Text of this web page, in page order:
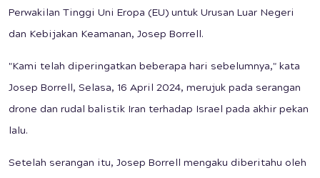
Perwakilan Tinggi Uni Eropa (EU) untuk Urusan Luar Negeri
dan Kebijakan Keamanan, Josep Borrell.
"Kami telah diperingatkan beberapa hari sebelumnya," kata
Josep Borrell, Selasa, 16 April 2024, merujuk pada serangan
drone dan rudal balistik Iran terhadap Israel pada akhir pekan
lalu.
Setelah serangan itu, Josep Borrell mengaku diberitahu oleh